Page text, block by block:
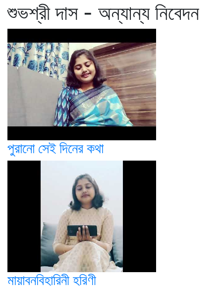
শুভশ্রী দাস - অন্যান্য নিবেদন
পুরানো সেই দিনের কথা
মায়াবনবিহারিনী হরিণী